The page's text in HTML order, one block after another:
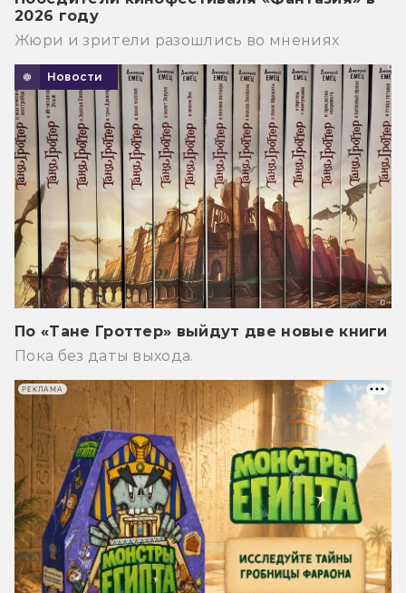
2026 году
Жюри и зрители разошлись во мнениях
Новости
По «Тане Гроттер» выйдут две новые книги
Пока без даты выхода.
РЕКЛАМА